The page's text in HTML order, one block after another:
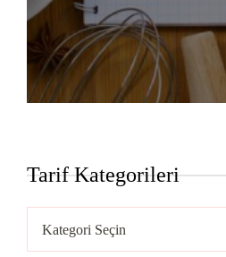
Tarif Kategorileri
Kategorileri